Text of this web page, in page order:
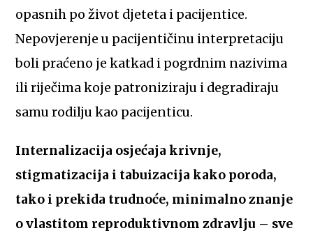
opasnih po život djeteta i pacijentice.
Nepovjerenje u pacijentičinu interpretaciju
boli praćeno je katkad i pogrdnim nazivima
ili riječima koje patroniziraju i degradiraju
samu rodilju kao pacijenticu.
Internalizacija osjećaja krivnje,
stigmatizacija i tabuizacija kako poroda,
tako i prekida trudnoće, minimalno znanje
o vlastitom reproduktivnom zdravlju – sve